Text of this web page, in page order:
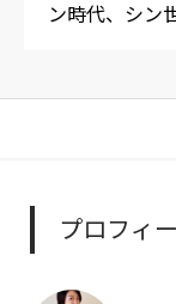
ン時代、シン
プロフィ